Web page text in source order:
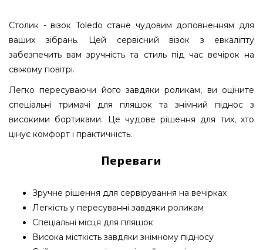
Столик - візок Toledo стане чудовим доповненням для
ваших зібрань. Цей сервісний візок з евкаліпту
забезпечить вам зручність та стиль під час вечірок на
свіжому повітрі.
Легко пересуваючи його завдяки роликам, ви оціните
спеціальні тримачі для пляшок та знімний піднос з
високими бортиками. Це чудове рішення для тих, хто
цінує комфорт і практичність.
Переваги
Зручне рішення для сервірування на вечірках
Легкість у пересуванні завдяки роликам
Спеціальні місця для пляшок
Висока місткість завдяки знімному підносу